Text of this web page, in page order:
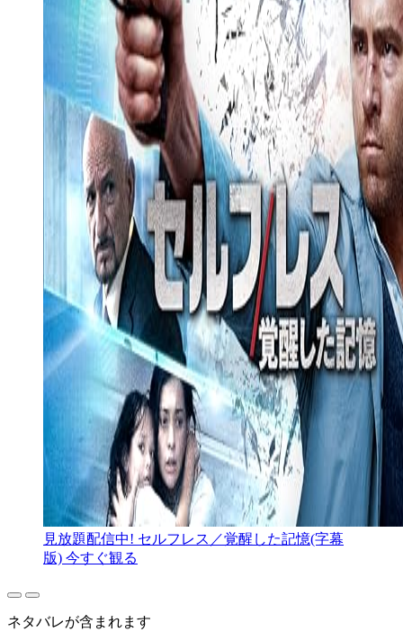
見放題配信中! セルフレス／覚醒した記憶(字幕
版) 今すぐ観る
ネタバレが含まれます